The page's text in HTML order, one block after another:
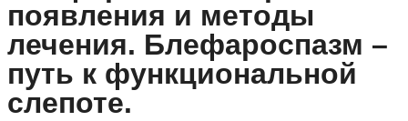
появления и методы
лечения. Блефароспазм –
путь к функциональной
слепоте.